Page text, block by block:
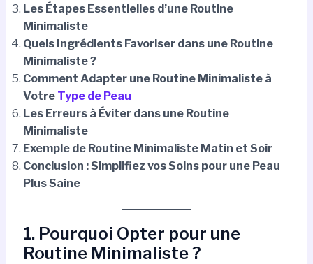
Les Étapes Essentielles d’une Routine
Minimaliste
Quels Ingrédients Favoriser dans une Routine
Minimaliste ?
Comment Adapter une Routine Minimaliste à
Votre Type de Peau
Les Erreurs à Éviter dans une Routine
Minimaliste
Exemple de Routine Minimaliste Matin et Soir
Conclusion : Simplifiez vos Soins pour une Peau
Plus Saine
1. Pourquoi Opter pour une
Routine Minimaliste ?